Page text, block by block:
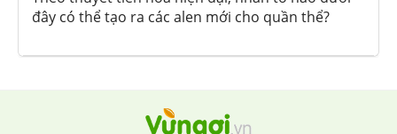
đây có thể tạo ra các alen mới cho quần thể?